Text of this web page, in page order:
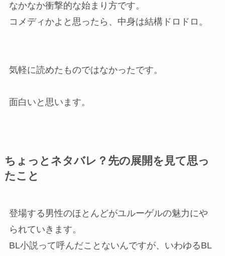
なかなか衝撃的な始まり方です。
コメディかよと思ったら、中身は結構ドロドロ。
気軽に読めたものではなかったです。
面白いと思います。
ちょっとネタバレ？先の展開を見て思っ
たこと
登場する男性のほとんどがユルーゲルの魅力にや
られていきます。
BL小説って呼んだことないんですが、いわゆるBL